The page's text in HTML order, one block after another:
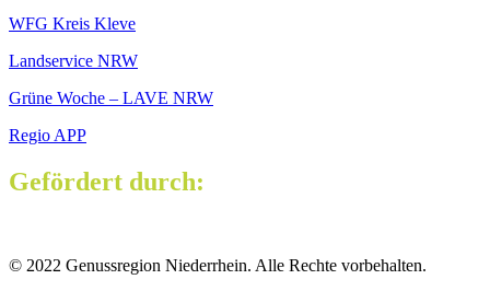
WFG Kreis Kleve
Landservice NRW
Grüne Woche – LAVE NRW
Regio APP
Gefördert durch:
© 2022 Genussregion Niederrhein. Alle Rechte vorbehalten.